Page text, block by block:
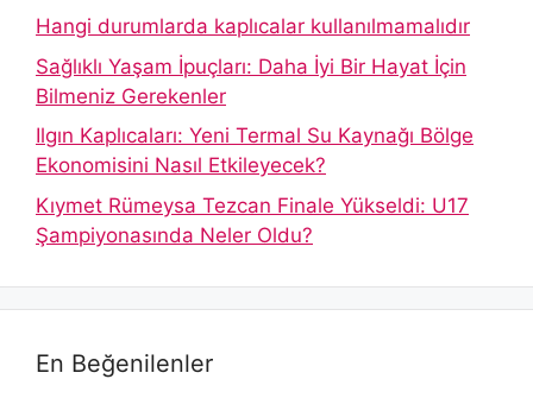
Hangi durumlarda kaplıcalar kullanılmamalıdır
Sağlıklı Yaşam İpuçları: Daha İyi Bir Hayat İçin
Bilmeniz Gerekenler
Ilgın Kaplıcaları: Yeni Termal Su Kaynağı Bölge
Ekonomisini Nasıl Etkileyecek?
Kıymet Rümeysa Tezcan Finale Yükseldi: U17
Şampiyonasında Neler Oldu?
En Beğenilenler